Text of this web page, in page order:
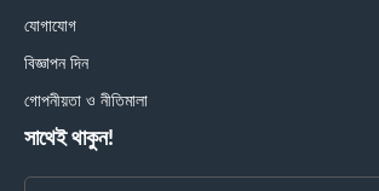
যোগাযোগ
বিজ্ঞাপন দিন
গোপনীয়তা ও নীতিমালা
সাথেই থাকুন!